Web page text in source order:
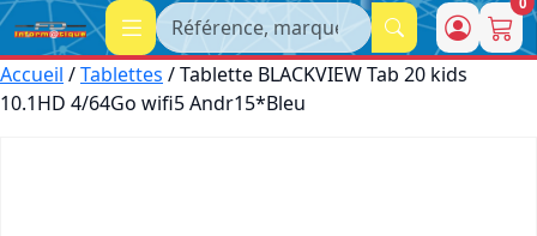
Recherche
Accueil /Tablettes / Tablette BLACKVIEW Tab 20 kids
10.1HD 4/64Go wifi5 Andr15*Bleu